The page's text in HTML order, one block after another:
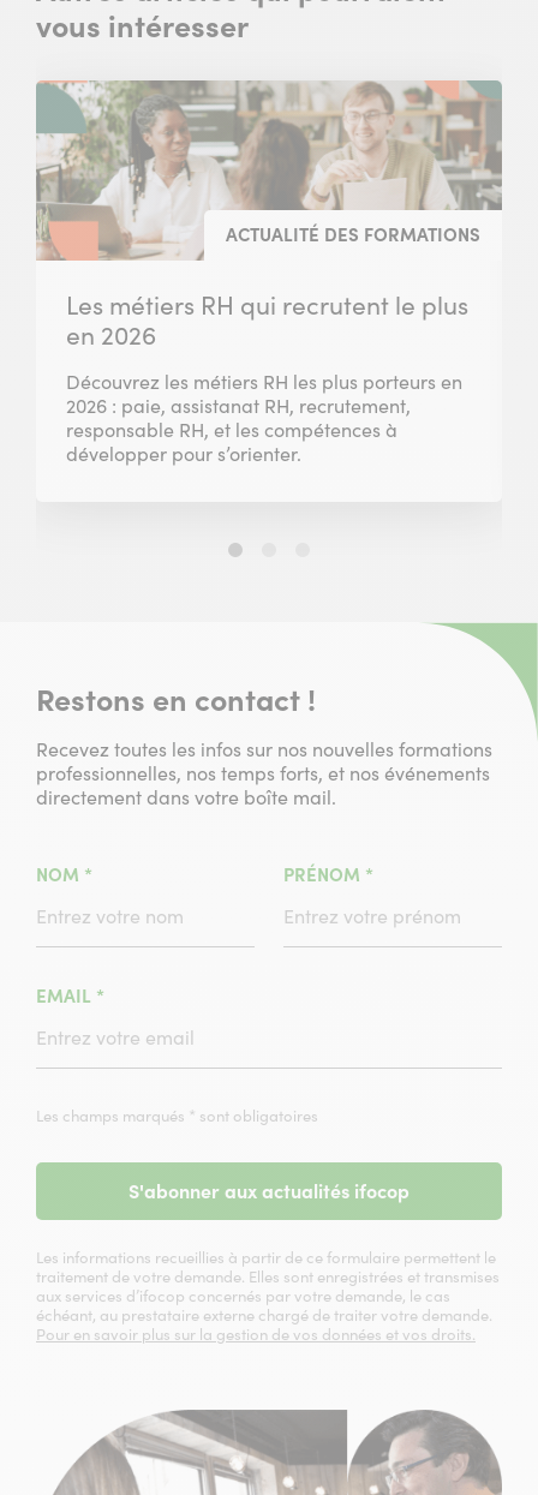
vous intéresser
ACTUALITÉ DES FORMATIONS
Les métiers RH qui recrutent le plus
en 2026
Découvrez les métiers RH les plus porteurs en
2026 : paie, assistanat RH, recrutement,
responsable RH, et les compétences à
développer pour s’orienter.
Slide
Restons en contact !
Recevez toutes les infos sur nos nouvelles formations
professionnelles, nos temps forts, et nos événements
directement dans votre boîte mail.
NOM * PRÉNOM *
EMAIL *
Les champs marqués * sont obligatoires
S'abonner aux actualités ifocop
Les informations recueillies à partir de ce formulaire permettent le
traitement de votre demande. Elles sont enregistrées et transmises
aux services d’ifocop concernés par votre demande, le cas
échéant, au prestataire externe chargé de traiter votre demande.
Pour en savoir plus sur la gestion de vos données et vos droits.